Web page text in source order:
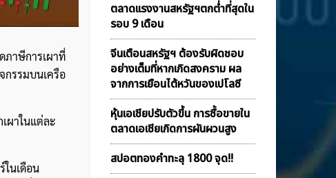
ภาษีการเผาที่
กรรมบนเครือ
ผาในแต่ละ
ในเดือน
ตลาดเเรงงานสหรัฐฯตกต่ำที่สุดใน
รอบ 9 เดือน
จีนเตือนสหรัฐฯ ต้องรับผิดชอบ
อย่างเต็มที่หากเกิดสงคราม ผล
จากการเยือนไต้หวันของเปโลซี
หุ้นเอเชียปรับตัวขึ้น การซื้อขายใน
ตลาดเอเชียเกิดการผันผวนสูง
สปอตทองคำทะลุ 1800 จุด!!